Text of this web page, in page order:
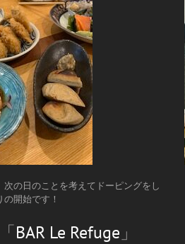
次の日のことを考えてドーピングをし
開始です！
BAR Le Refuge 」